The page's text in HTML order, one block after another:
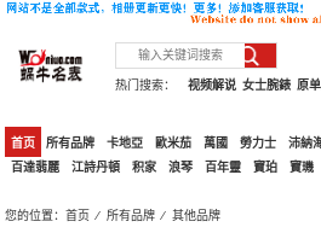
热门搜索： 原
女士腕錶
视频解说
首页 所有品牌 卡地亞 歐米茄 萬國 勞力士 沛納
百達翡麗
江詩丹頓 积家 浪琴 百年靈 寶珀 寶璣
您的位置：首页 ⁄所有品牌 ⁄其他品牌